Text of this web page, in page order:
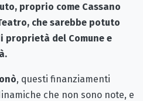
proprio come Cassano
che sarebbe potuto
del Comune e
, questi finanziamenti
che non sono note, e